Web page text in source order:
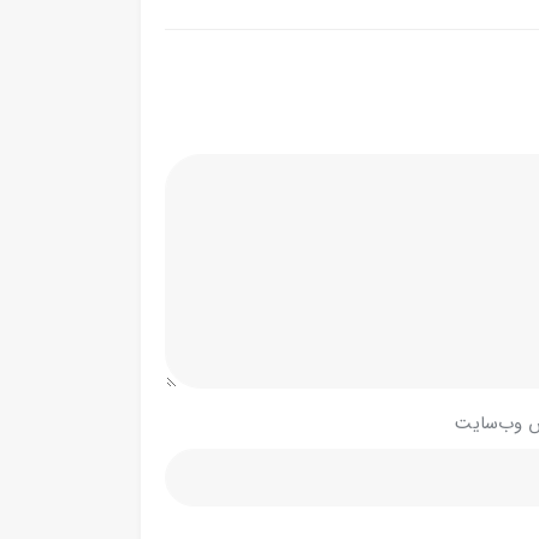
وب‌سایت